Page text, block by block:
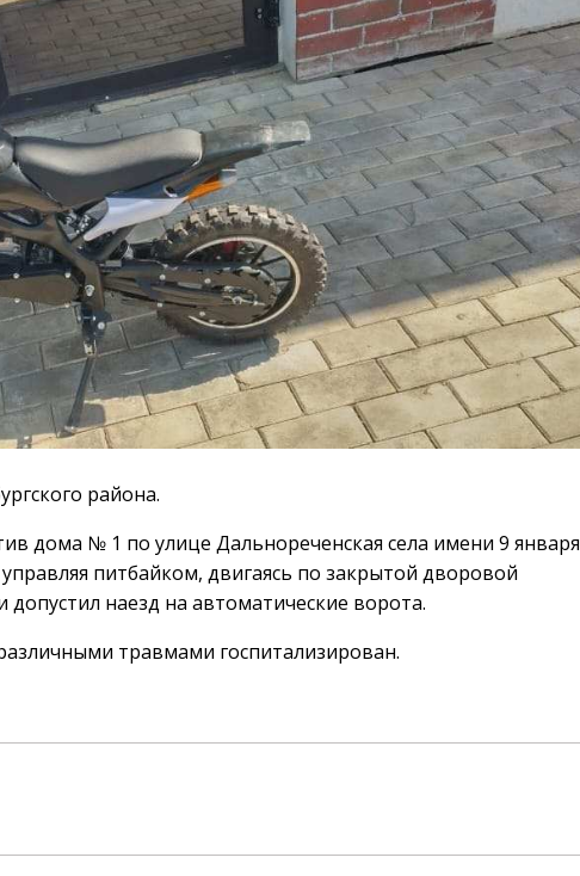
района.
дома № 1 по улице Дальнореченская села имени 9 января
питбайком, двигаясь по закрытой дворовой
наезд на автоматические ворота.
травмами госпитализирован.